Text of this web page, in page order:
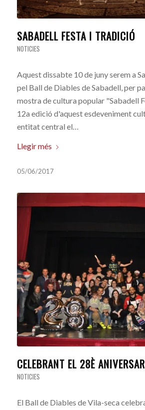
SABADELL FESTA I TRADICIÓ
NOTICIES
Aquest dissabte 10 de juny serem a
pel Ball de Diables de Sabadell, per
mostra de cultura popular "Sabadell
12a edició d'aquest esdeveniment
entitat central el…
Llegir més
05/06/2017
CELEBRANT EL 28È
NOTICIES
El Ball de Diables de Vila-seca